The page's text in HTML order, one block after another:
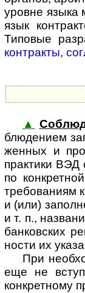
уровне языка
язык
Типовые
контракты,
▲
блю­де­ни­ем
женных и
практики ВЭД
по
требованиям
и (или)
и т. п.,
банковских
ности их
При
еще не
конкретному